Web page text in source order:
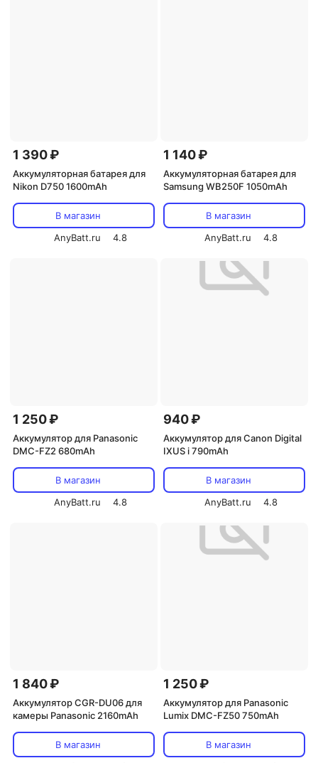
1 390 ₽
Аккумуляторная батарея для
Nikon D750 1600mAh
В магазин
AnyBatt.ru
4.8
1 140 ₽
Аккумуляторная батарея для
Samsung WB250F 1050mAh
В магазин
AnyBatt.ru
4.8
1 250 ₽
Аккумулятор для Panasonic
DMC-FZ2 680mAh
В магазин
AnyBatt.ru
4.8
940 ₽
Аккумулятор для Canon Digital
IXUS i 790mAh
В магазин
AnyBatt.ru
4.8
1 840 ₽
Аккумулятор CGR-DU06 для
камеры Panasonic 2160mAh
В магазин
1 250 ₽
Аккумулятор для Panasonic
Lumix DMC-FZ50 750mAh
В магазин